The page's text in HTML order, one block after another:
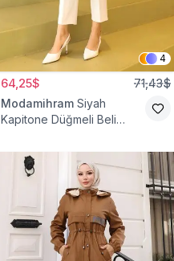
4
64,25$ 71,43$
Modamihram Siyah
Kapitone Düğmeli Beli